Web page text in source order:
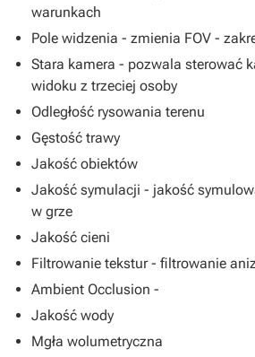
warunkach
Pole widzenia - zmienia FOV -
Stara kamera - pozwala sterować
widoku z trzeciej osoby
Odległość rysowania terenu
Gęstość trawy
Jakość obiektów
Jakość symulacji - jakość
w grze
Jakość cieni
Filtrowanie tekstur - filtrowanie
Ambient Occlusion -
Jakość wody
Mgła wolumetryczna